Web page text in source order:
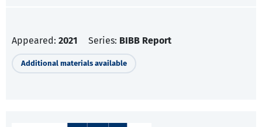
Appeared: 2021 Series: BIBB Report
Additional materials available